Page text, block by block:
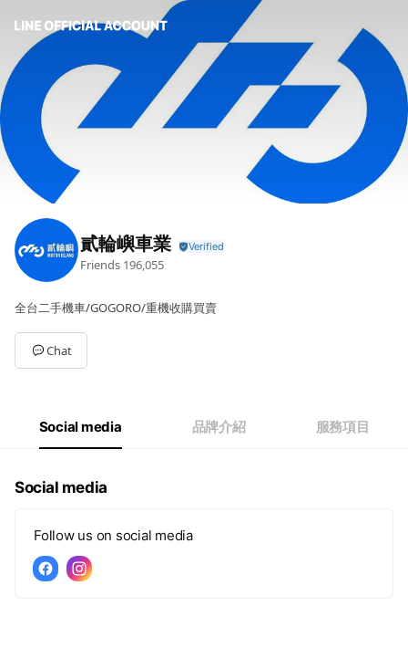
貳輪嶼車業
Friends 196,055
全台二手機車/GOGORO/重機收購買賣
Chat
Social media 品牌介紹 服務項目
Social media
Follow us on social media